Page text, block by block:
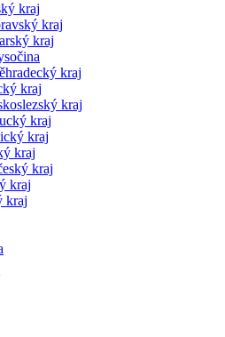
kraj
kraj
kraj
kraj
kraj
kraj
kraj
kraj
kraj
kraj
kraj
kraj